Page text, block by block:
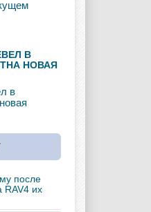
В
НОВАЯ
после
RAV4 их